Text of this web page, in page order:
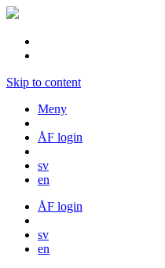
Skip to content
Meny
ÅF login
sv
en
ÅF login
sv
en